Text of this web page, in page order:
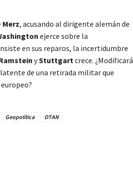
Merz, acusando al dirigente alemán de
ejerce sobre la
en sus reparos, la incertidumbre
yStuttgartcrece. ¿Modificará
de una retirada militar que
Geopolítica OTAN